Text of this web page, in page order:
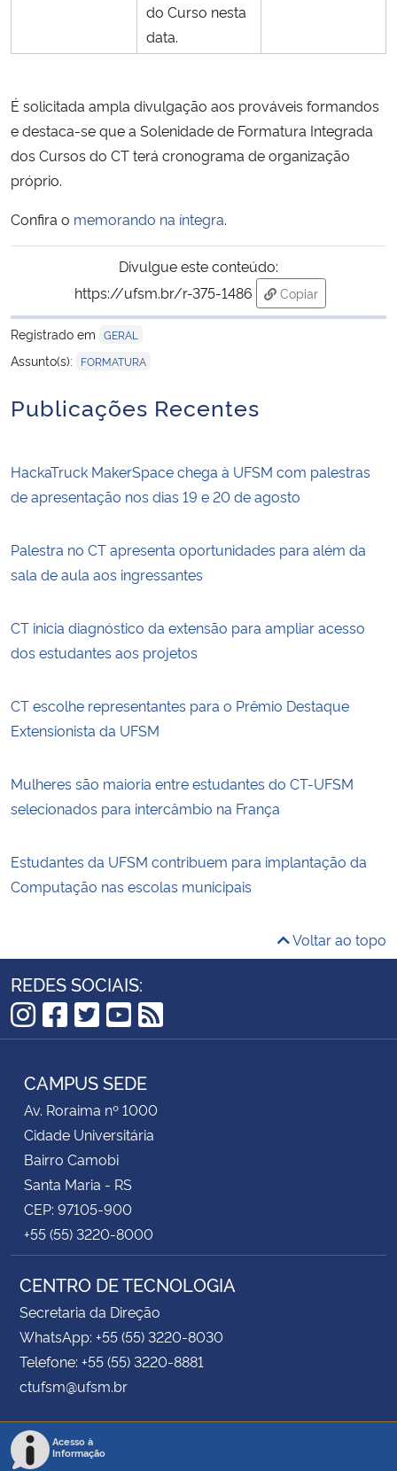
do Curso nesta
data.
É solicitada ampla divulgação aos prováveis formandos
e destaca-se que a Solenidade de Formatura Integrada
dos Cursos do CT terá cronograma de organização
próprio.
Confira o memorando na íntegra.
Divulgue este conteúdo:
https://ufsm.br/r-375-1486
Copiar
para área de
Registrado em GERAL
Assunto(s): FORMATURA
Publicações Recentes
HackaTruck MakerSpace chega à UFSM com palestras
de apresentação nos dias 19 e 20 de agosto
Palestra no CT apresenta oportunidades para além da
sala de aula aos ingressantes
CT inicia diagnóstico da extensão para ampliar acesso
dos estudantes aos projetos
CT escolhe representantes para o Prêmio Destaque
Extensionista da UFSM
Mulheres são maioria entre estudantes do CT-UFSM
selecionados para intercâmbio na França
Estudantes da UFSM contribuem para implantação da
Computação nas escolas municipais
Voltar ao topo
REDES SOCIAIS:
Instagram
Facebook
Twitter
YouTube
RSS
CAMPUS SEDE
Av. Roraima nº 1000
Cidade Universitária
Bairro Camobi
Santa Maria - RS
CEP: 97105-900
+55 (55) 3220-8000
CENTRO DE TECNOLOGIA
Secretaria da Direção
WhatsApp: +55 (55) 3220-8030
Telefone: +55 (55) 3220-8881
ctufsm@ufsm.br
Acesso à
Informação